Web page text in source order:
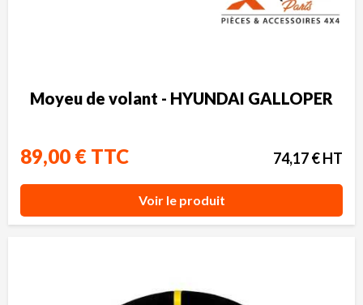
Moyeu de volant - HYUNDAI GALLOPER
89,00 € TTC 74,17 € HT
Voir le produit